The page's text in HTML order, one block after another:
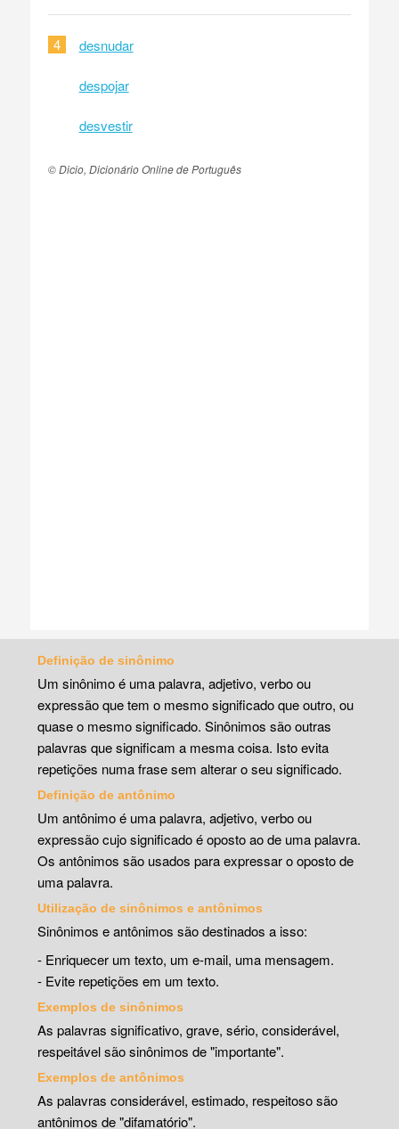
4 desnudar
despojar
desvestir
© Dicio, Dicionário Online de Português
Definição de sinônimo
Um sinônimo é uma palavra, adjetivo, verbo ou
expressão que tem o mesmo significado que outro, ou
quase o mesmo significado. Sinônimos são outras
palavras que significam a mesma coisa. Isto evita
repetições numa frase sem alterar o seu significado.
Definição de antônimo
Um antônimo é uma palavra, adjetivo, verbo ou
expressão cujo significado é oposto ao de uma palavra.
Os antônimos são usados para expressar o oposto de
uma palavra.
Utilização de sinônimos e antônimos
Sinônimos e antônimos são destinados a isso:
- Enriquecer um texto, um e-mail, uma mensagem.
- Evite repetições em um texto.
Exemplos de sinônimos
As palavras significativo, grave, sério, considerável,
respeitável são sinônimos de "importante".
Exemplos de antônimos
As palavras considerável, estimado, respeitoso são
antônimos de "difamatório".